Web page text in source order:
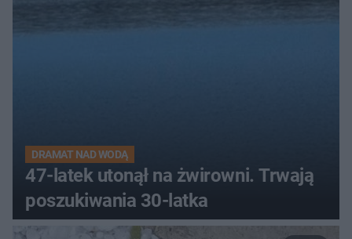
DRAMAT NAD WODĄ
47-latek utonął na żwirowni. Trwają
poszukiwania 30-latka